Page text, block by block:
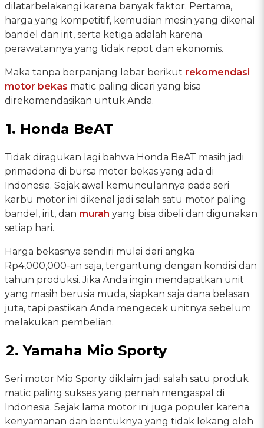
dilatarbelakangi karena banyak faktor. Pertama,
harga yang kompetitif, kemudian mesin yang dikenal
bandel dan irit, serta ketiga adalah karena
perawatannya yang tidak repot dan ekonomis.
Maka tanpa berpanjang lebar berikut rekomendasi
motor bekas matic paling dicari yang bisa
direkomendasikan untuk Anda.
1. Honda BeAT
Tidak diragukan lagi bahwa Honda BeAT masih jadi
primadona di bursa motor bekas yang ada di
Indonesia. Sejak awal kemunculannya pada seri
karbu motor ini dikenal jadi salah satu motor paling
bandel, irit, dan murah yang bisa dibeli dan digunakan
setiap hari.
Harga bekasnya sendiri mulai dari angka
Rp4,000,000-an saja, tergantung dengan kondisi dan
tahun produksi. Jika Anda ingin mendapatkan unit
yang masih berusia muda, siapkan saja dana belasan
juta, tapi pastikan Anda mengecek unitnya sebelum
melakukan pembelian.
2. Yamaha Mio Sporty
Seri motor Mio Sporty diklaim jadi salah satu produk
matic paling sukses yang pernah mengaspal di
Indonesia. Sejak lama motor ini juga populer karena
kenyamanan dan bentuknya yang tidak lekang oleh